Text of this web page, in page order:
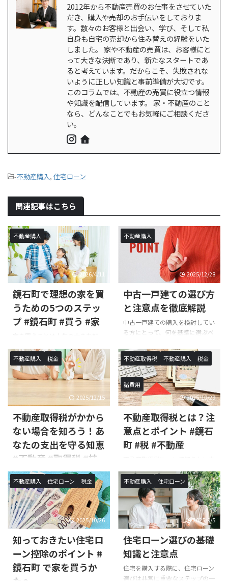
2012年から不動産売買のお仕事をさせていた
だき、購入や売却のお手伝いをしておりま
す。数々のお客様と出会い、学び、そして私
自身も自宅の売却から住み替えの経験をいた
しました。 家や不動産の売買は、お客様にと
って大きな決断であり、新たなスタートであ
ると考えています。だからこそ、失敗されな
いように正しい知識と事前準備が大切です。
このコラムでは、不動産の売買に役立つ情報
や知識を配信しています。 家・不動産のこと
なら、どんなことでもお気軽にご相談くださ
い。
-不動産購入, 住宅ローン
関連記事はこちら
不動産購入
2026/4/11
鏡石町で理想の家を買
うための5つのステッ
プ #鏡石町 #買う #家
家を買うことは人生の大きな転
うことを考えている方々にとっ
て、地域の特色を理解しながら適
切な環境を選ぶことは重要です。
本記事では、家を購入する際に押
さえておきたい5つのポイントに
ついて解説します。ステップに沿
った計画的な購入方法を紹介し、
実際の購入体験も交えつつお届け
します。それぞれの段階ごとにす
べきことを知れば、スムーズで賢
明な決断ができるでしょう。ま
決めのポイントも詳しく解説。こ
れを読めば、鏡石町で理想の家を
手に入れるための準備が整うはず
です。 ...
不動産購入
2025/12/28
中古一戸建ての選び方
と注意点を徹底解説
中古一戸建ての購入を検討してい
る方にとって、何を基準に選ぶべ
まれていませんか。本記事では、
中古一戸建て購入の基本から、物
件選びの注意点、おすすめの地
域、コストの考え方、さらに購入
者の実体験を交えて解説します。
また、初めての方でも安心して購
入を進められるような具体的なア
ドバイスを提供します。これらを
参考にすることで、後悔しない理
想の住まい探しができます。#一
リットとは 中古一戸建ては新築
に比べて価格が安く、個性的 ...
不動産購入 税金
2025/12/15
不動産取得税がかから
ない場合を知ろう！あ
なたの支出を守る知恵
#不動産 #取得税 #枝
並不動産
不動産を取得するとき、特に思い
がけない出費が不動産取得税で
す。しかし、この税金がかからな
い場合や軽減されるケースがある
ことをご存知でしょうか？この記
事では、不動産取得税がかからな
い可能性がある場合や、税金を軽
減するためのヒントを専門的な視
点から解説します。新築や中古、
土地や市町村によって異なる税制
不動産取得税 不動産購入 税金
諸費用
2025/10/29
不動産取得税とは？注
意点とポイント #鏡石
町 #税 #不動産
得した際に一度だけ課せられる税
金です。多くの方は、初めての不
動産取引でこの税に直面します
が、その仕組みを理解しておくこ
とは非常に重要です。この記事で
は、不動産取得税がどのように計
算されるか、どのような場合に軽
減措置が適用されるかについて、
詳しく解説します。また、不動産
取得税に関する一般的な質問やお
客様からの相談内容も取り上げ、
不動産購入 住宅ローン 税金
2025/10/26
知っておきたい住宅ロ
ーン控除のポイント #
鏡石町 で家を買うか
たへ
不動産購入 住宅ローン
2025/9/5
住宅ローン選びの基礎
知識と注意点
住宅を購入する際に、住宅ローン
選びは非常に重要なステップの一